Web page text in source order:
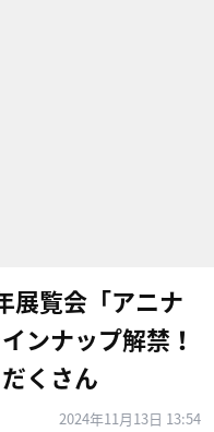
展覧会「アニナ
ンナップ解禁！
くさん
2024年11月13日 13:54